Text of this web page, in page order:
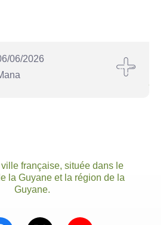
06/2026
française, située dans le
la Guyane et la région de la
Guyane.